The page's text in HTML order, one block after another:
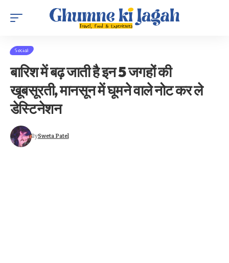
Social
बारिश में बढ़ जाती है इन 5 जगहों की
खूबसूरती, मानसून में घूमने वाले नोट कर ले
डेस्टिनेशन
BySweta Patel